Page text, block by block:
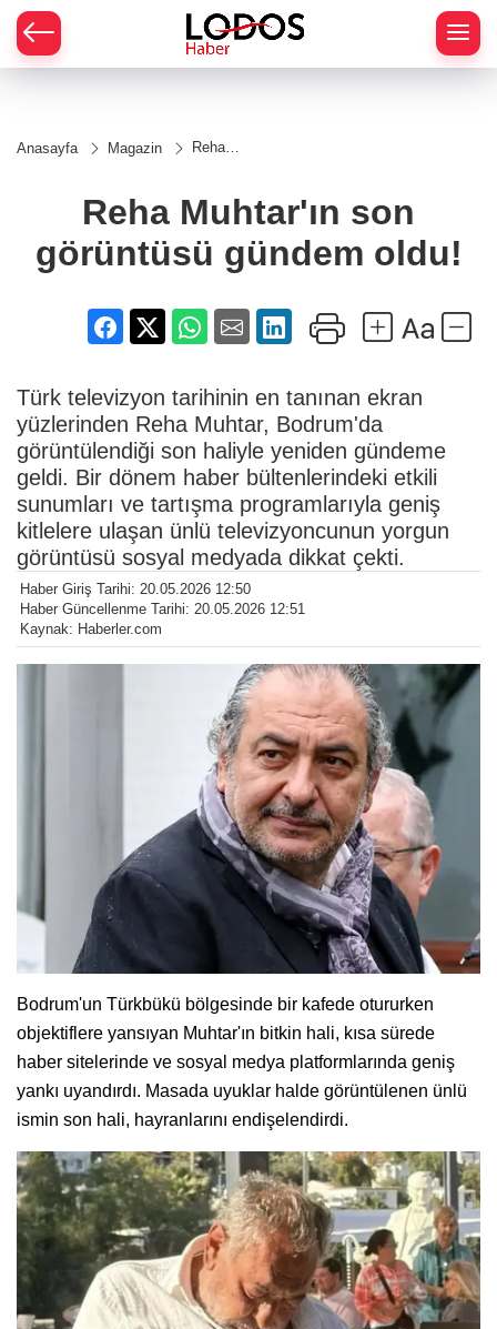
Anasayfa Magazin
Reha
görüntüsü
gündem
Reha Muhtar'ın son
görüntüsü gündem oldu!
Türk televizyon tarihinin en tanınan ekran
yüzlerinden Reha Muhtar, Bodrum'da
görüntülendiği son haliyle yeniden gündeme
geldi. Bir dönem haber bültenlerindeki etkili
sunumları ve tartışma programlarıyla geniş
kitlelere ulaşan ünlü televizyoncunun yorgun
görüntüsü sosyal medyada dikkat çekti.
Haber Giriş Tarihi: 20.05.2026 12:50
Haber Güncellenme Tarihi: 20.05.2026 12:51
Kaynak: Haberler.com
Bodrum'un Türkbükü bölgesinde bir kafede otururken
objektiflere yansıyan Muhtar'ın bitkin hali, kısa sürede
haber sitelerinde ve sosyal medya platformlarında geniş
yankı uyandırdı. Masada uyuklar halde görüntülenen ünlü
ismin son hali, hayranlarını endişelendirdi.